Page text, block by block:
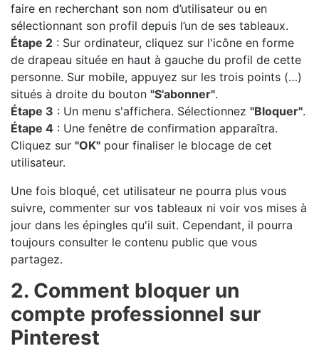
faire en recherchant son nom d’utilisateur ou en
sélectionnant son profil depuis l’un de ses tableaux.
Étape 2 : Sur ordinateur, cliquez sur l'icône en forme
de drapeau située en haut à gauche du profil de cette
personne. Sur mobile, appuyez sur les trois points (…)
situés à droite du bouton "S'abonner".
Étape 3 : Un menu s'affichera. Sélectionnez "Bloquer".
Étape 4 : Une fenêtre de confirmation apparaîtra.
Cliquez sur "OK" pour finaliser le blocage de cet
utilisateur.
Une fois bloqué, cet utilisateur ne pourra plus vous
suivre, commenter sur vos tableaux ni voir vos mises à
jour dans les épingles qu'il suit. Cependant, il pourra
toujours consulter le contenu public que vous
partagez.
2. Comment bloquer un
compte professionnel sur
Pinterest